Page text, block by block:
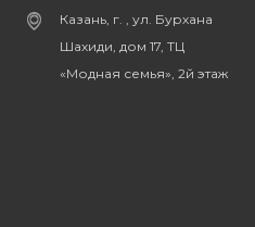
Казань, г. , ул. Бурхана
Шахиди, дом 17, ТЦ
«Модная семья», 2й этаж